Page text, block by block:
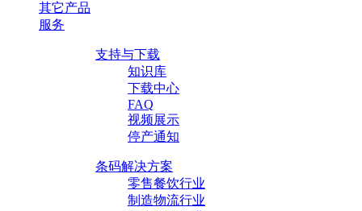
其它产品
服务
支持与下载
知识库
下载中心
FAQ
视频展示
停产通知
条码解决方案
零售餐饮行业
制造物流行业